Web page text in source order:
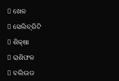
ଖେଳ
ସେଲିବ୍ରିଟି
ଶିକ୍ଷା
ରାଶିଫଳ
ବଲିଉଡ